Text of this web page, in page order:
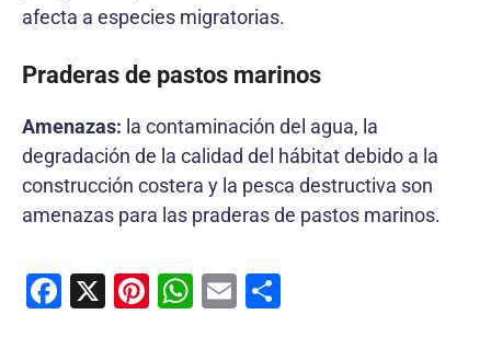
afecta a especies migratorias.
Praderas de pastos marinos
Amenazas: la contaminación del agua, la
degradación de la calidad del hábitat debido a la
construcción costera y la pesca destructiva son
amenazas para las praderas de pastos marinos.
F
X
Pi W E